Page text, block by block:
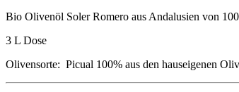
Bio Olivenöl Soler Romero aus Andalusien von
3 L Dose
Olivensorte: Picual 100% aus den hauseigenen